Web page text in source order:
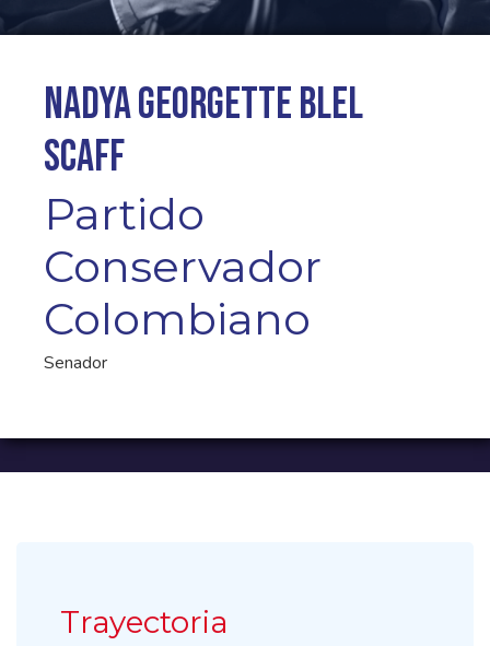
Nadya Georgette Blel
Scaff
Partido
Conservador
Colombiano
Senador
Trayectoria